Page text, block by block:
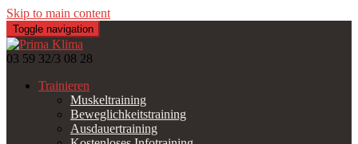
Skip to main content
Toggle navigation
03 59 32/3 08 28
Trainieren
Muskeltraining
Beweglichkeitstraining
Ausdauertraining